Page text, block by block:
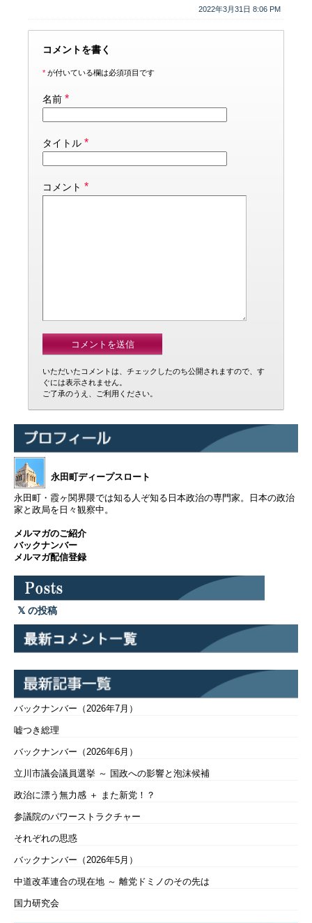
2022年3月31日 8:06 PM
コメントを書く
* が付いている欄は必須項目です
名前 *
タイトル *
コメント *
いただいたコメントは、チェックしたのち公開されますので、す
ぐには表示されません。
ご了承のうえ、ご利用ください。
永田町ディープスロート
永田町・霞ヶ関界隈では知る人ぞ知る日本政治の専門家。日本の政治
家と政局を日々観察中。
メルマガのご紹介
バックナンバー
メルマガ配信登録
の投稿
バックナンバー（2026年7月）
嘘つき総理
バックナンバー（2026年6月）
立川市議会議員選挙 ～ 国政への影響と泡沫候補
政治に漂う無力感 ＋ また新党！？
参議院のパワーストラクチャー
それぞれの思惑
バックナンバー（2026年5月）
中道改革連合の現在地 ～ 離党ドミノのその先は
国力研究会